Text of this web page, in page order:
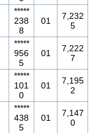
*****
238
8
01
7,232
5
*****
956
5
01
7,222
7
*****
101
0
01
7,195
2
*****
438
5
01
7,147
0